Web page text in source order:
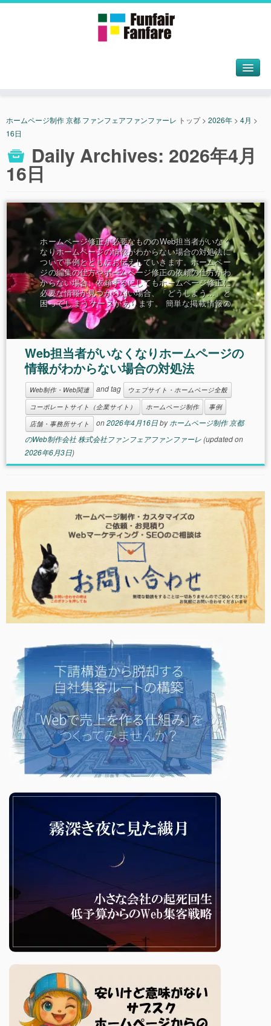
ホームページ制作 京都 ファンフェアファンファーレ トップ> 2026年 > 4月 >
16日
Daily Archives: 2026年4月
16日
ホームページ修正が必要なもののWeb担当者がいなく
なりホームページの情報がわからない場合の対処法に
ついて事例とともにお伝えしていきます。ホームペー
ジの編集の仕方やホームページ修正の依頼の仕方がわ
からない場合、依頼するにしてもホームページ修正に
必要な情報が見つからない場合、「どうしよう…」と
困ってしまうケースがあります。 簡単な掲載情報の
修正であっても、Web
Web担当者がいなくなりホームページの
情報がわからない場合の対処法
Web制作・Web関連 and tag
ウェブサイト・ホームページ全般
コーポレートサイト（企業サイト）
ホームページ制作
事例
店舗・事務所サイト
on2026年4月16日byホームページ制作 京都
のWeb制作会社 株式会社ファンフェアファンファーレ(updated on
2026年6月3日)